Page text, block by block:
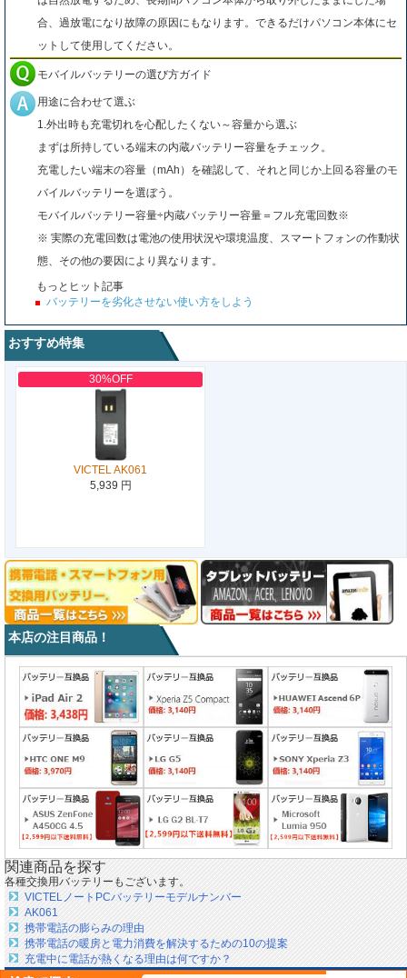
合、過放電になり故障の原因にもなります。できるだけパソコン本体にセ
ットして使用してください。
モバイルバッテリーの選び方ガイド
用途に合わせて選ぶ
1.外出時も充電切れを心配したくない～容量から選ぶ
まずは所持している端末の内蔵バッテリー容量をチェック。
充電したい端末の容量（mAh）を確認して、それと同じか上回る容量のモ
バイルバッテリーを選ぼう。
モバイルバッテリー容量÷内蔵バッテリー容量＝フル充電回数※
※ 実際の充電回数は電池の使用状況や環境温度、スマートフォンの作動状
態、その他の要因により異なります。
もっとヒット記事
バッテリーを劣化させない使い方をしよう
おすすめ特集
30%OFF
VICTEL AK061
5,939 円
本店の注目商品！
関連商品を探す
各種交換用バッテリーもございます。
VICTELノートPCバッテリーモデルナンバー
AK061
携帯電話の膨らみの理由
携帯電話の暖房と電力消費を解決するための10の提案
充電中に電話が熱くなる理由は何ですか？